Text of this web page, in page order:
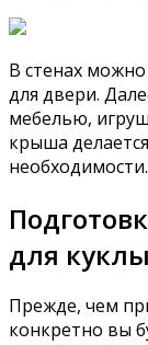
В стенах
для двери.
мебелью,
крыша
необходимости.
для куклы
Прежде, чем
конкретно вы